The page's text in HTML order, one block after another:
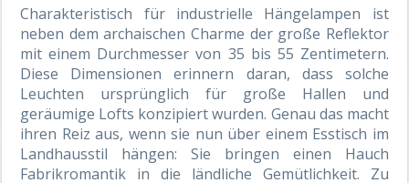
Charakteristisch für industrielle Hängelampen ist
neben dem archaischen Charme der große Reflektor
mit einem Durchmesser von 35 bis 55 Zentimetern.
Diese Dimensionen erinnern daran, dass solche
Leuchten ursprünglich für große Hallen und
geräumige Lofts konzipiert wurden. Genau das macht
ihren Reiz aus, wenn sie nun über einem Esstisch im
Landhausstil hängen: Sie bringen einen Hauch
Fabrikromantik in die ländliche Gemütlichkeit. Zu